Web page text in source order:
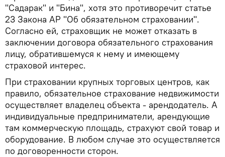
"Садарак" и "Бина", хотя это противоречит статье
23 Закона АР "Об обязательном страховании".
Согласно ей, страховщик не может отказать в
заключении договора обязательного страхования
лицу, обратившемуся к нему и имеющему
страховой интерес.
При страховании крупных торговых центров, как
правило, обязательное страхование недвижимости
осуществляет владелец объекта - арендодатель. А
индивидуальные предприниматели, арендующие
там коммерческую площадь, страхуют свой товар и
оборудование. В любом случае это осуществляется
по договоренности сторон.